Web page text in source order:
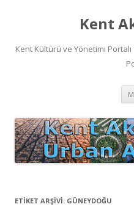
Kent
Kent Kültürü ve Yönetimi
ETIKET ARŞIVI: GÜNEYDOĞU